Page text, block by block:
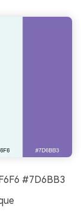
#7D6BB3